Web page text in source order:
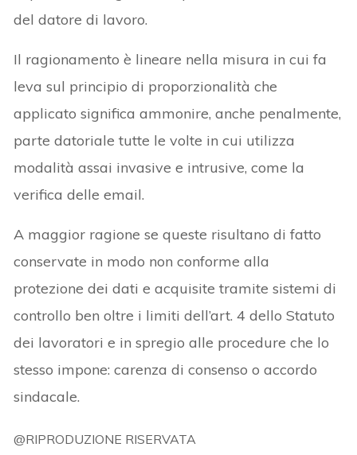
del datore di lavoro.
Il ragionamento è lineare nella misura in cui fa
leva sul principio di proporzionalità che
applicato significa ammonire, anche penalmente,
parte datoriale tutte le volte in cui utilizza
modalità assai invasive e intrusive, come la
verifica delle email.
A maggior ragione se queste risultano di fatto
conservate in modo non conforme alla
protezione dei dati e acquisite tramite sistemi di
controllo ben oltre i limiti dell’art. 4 dello Statuto
dei lavoratori e in spregio alle procedure che lo
stesso impone: carenza di consenso o accordo
sindacale.
@RIPRODUZIONE RISERVATA